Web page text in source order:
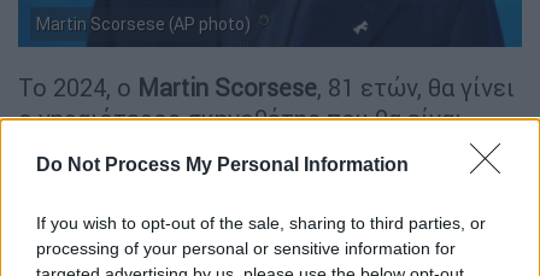
Do Not Process My Personal Information
If you wish to opt-out of the sale, sharing to third parties, or
processing of your personal or sensitive information for
Martin Scorsese (AP photo)
Το 2024, ο Martin Scorsese, 81 ετών, θα γίνει
ο γηραιότερος σκηνοθέτης που θα είναι
ποτέ υποψήφιος για Όσκαρ με την ταινία του
Killers of the Flower Moon
». Ο Scorsese έχει
προταθεί για 10 Όσκαρ κατά τη διάρκεια της
καριέρας του, αλλά έχει, μέχρι στιγμής,